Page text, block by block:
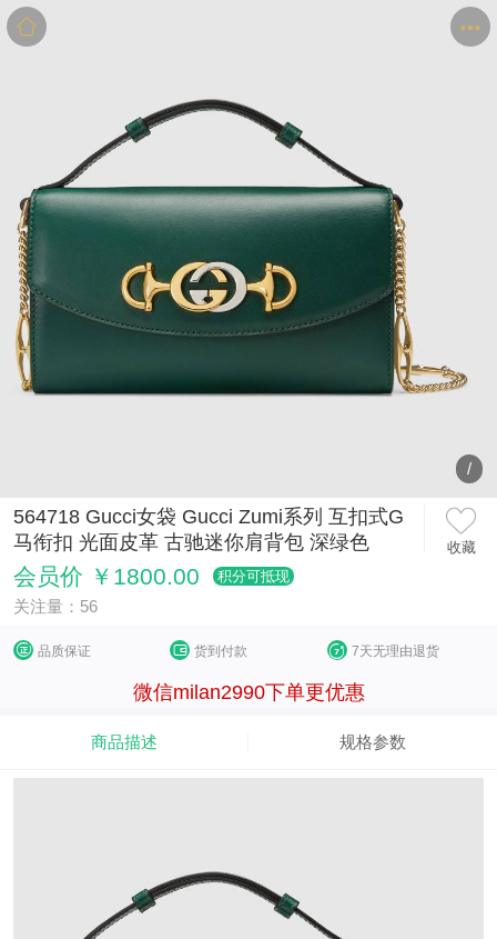
/
564718 Gucci女袋 Gucci Zumi系列 互扣式G
马衔扣 光面皮革 古驰迷你肩背包 深绿色
收藏
会员价 ￥1800.00 积分可抵现
关注量：56
品质保证 货到付款 7天无理由退货
微信milan2990下单更优惠
商品描述 规格参数